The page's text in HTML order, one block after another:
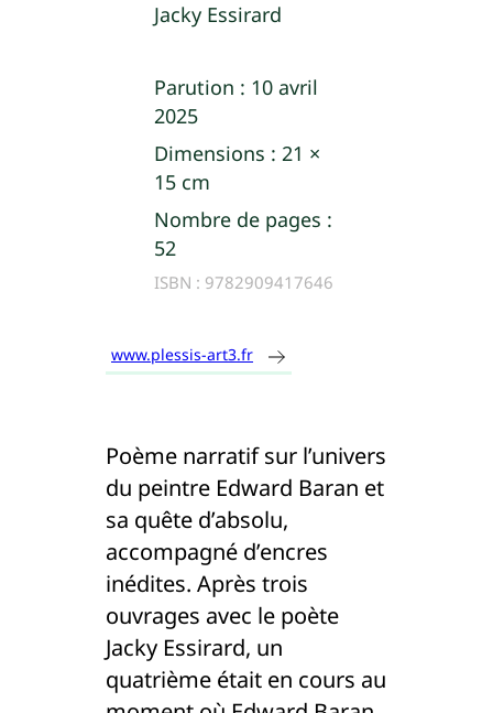
Jacky Essirard
Parution : 10 avril
2025
Dimensions : 21 ×
15 cm
Nombre de pages :
52
ISBN : 9782909417646
www.plessis-art3.fr
Poème narratif sur l’univers
du peintre Edward Baran et
sa quête d’absolu,
accompagné d’encres
inédites. Après trois
ouvrages avec le poète
Jacky Essirard, un
quatrième était en cours au